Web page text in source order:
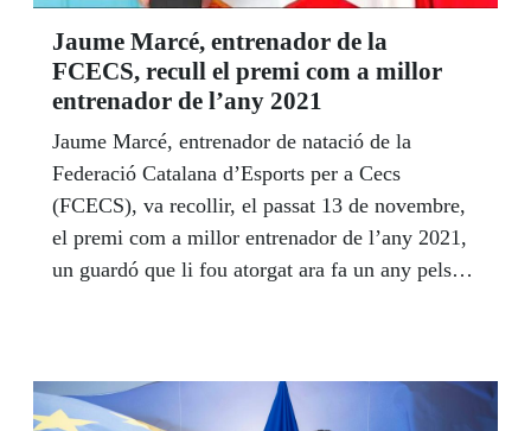
Jaume Marcé, entrenador de la
FCECS, recull el premi com a millor
entrenador de l’any 2021
Jaume Marcé, entrenador de natació de la
Federació Catalana d’Esports per a Cecs
(FCECS), va recollir, el passat 13 de novembre,
el premi com a millor entrenador de l’any 2021,
un guardó que li fou atorgat ara fa un any pels
aquest reconeixement.